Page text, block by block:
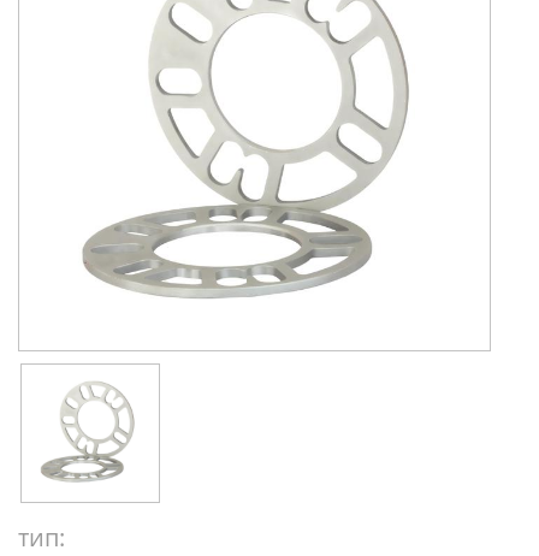
тип: